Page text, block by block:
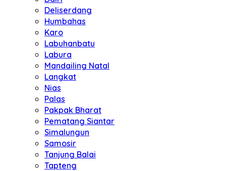
Deliserdang
Humbahas
Karo
Labuhanbatu
Labura
Mandailing Natal
Langkat
Nias
Palas
Pakpak Bharat
Pematang Siantar
Simalungun
Samosir
Tanjung Balai
Tapteng